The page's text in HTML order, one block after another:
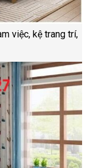
việc, kệ trang trí,